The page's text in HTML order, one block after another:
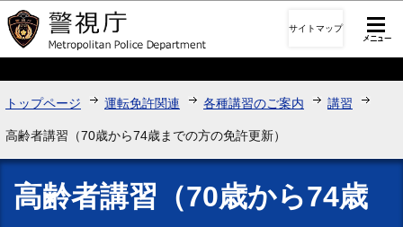
このページの本文へ移動
サイトマップ
トップページ 運転免許関連 各種講習のご案内 講習
高齢者講習（70歳から74歳までの方の免許更新）
高齢者講習（70歳から74歳